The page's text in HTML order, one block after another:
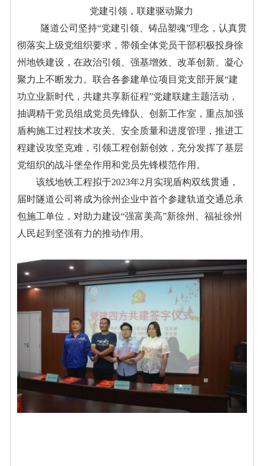
党建引领，联建驱动聚力
隧道公司 坚持“党建引领、铸品塑魂”理念，认真贯
彻落实上级党组织要求，带领全体党员干部积极投身徐
州地铁建设，在政治引领、强基增效、改革创新、凝心
聚力上不断发力。联合各参建单位项目党支部开展“建
功立业新时代，共建共享新征程”党建联建主题活动，
抽调精干党员组成党员先锋队、创新工作室，重点加强
盾构施工过程技术攻关、安全质量和进度管理 ，推进工
程建设攻坚克难，引领工程创新创效，充分发挥了基层
党组织的战斗堡垒作用和党员先锋模范作用 。
该线地铁工程拟于2023年2 月实现盾构双线贯通，
届时隧道公司 将成为徐州企业中首个参建轨道交通总承
包施工单位，对助力建设“强富美高”新徐州、福祉徐州
人民起到坚强有力的推动作用。